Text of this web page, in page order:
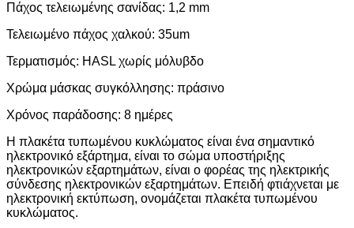
Πάχος τελειωμένης σανίδας: 1,2 mm
Τελειωμένο πάχος χαλκού: 35um
Τερματισμός: HASL χωρίς μόλυβδο
Χρώμα μάσκας συγκόλλησης: πράσινο
Χρόνος παράδοσης: 8 ημέρες
Η πλακέτα τυπωμένου κυκλώματος είναι ένα σημαντικό
ηλεκτρονικό εξάρτημα, είναι το σώμα υποστήριξης
ηλεκτρονικών εξαρτημάτων, είναι ο φορέας της ηλεκτρικής
σύνδεσης ηλεκτρονικών εξαρτημάτων. Επειδή φτιάχνεται με
ηλεκτρονική εκτύπωση, ονομάζεται πλακέτα τυπωμένου
κυκλώματος.